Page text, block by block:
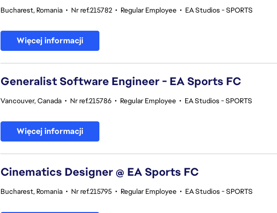
Bucharest, Romania • Nr ref.215782 • Regular Employee • EA Studios - SPORTS
Więcej informacji
Generalist Software Engineer - EA Sports FC
Vancouver, Canada • Nr ref.215786 • Regular Employee • EA Studios - SPORTS
Więcej informacji
Cinematics Designer @ EA Sports FC
Bucharest, Romania • Nr ref.215795 • Regular Employee • EA Studios - SPORTS